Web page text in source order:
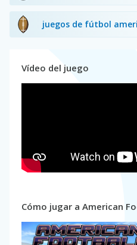
juegos de fútbol
Vídeo del juego
Cómo jugar a American